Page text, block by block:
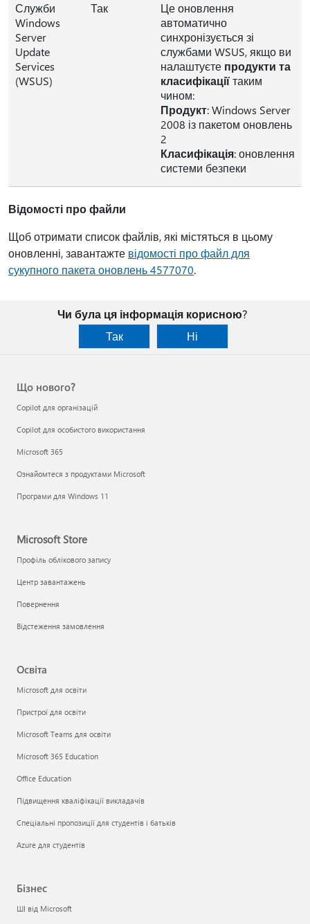
Служби
Windows
Server
Update
Services
(WSUS)
Так
Це оновлення
автоматично
синхронізується зі
службами WSUS, якщо ви
налаштуєте продукти та
класифікаціїтаким
чином:
Продукт: Windows Server
2008 із пакетом оновлень
2
Класифікація: оновлення
системи безпеки
Відомості про файли
Щоб отримати список файлів, які містяться в цьому
оновленні, завантажте відомості про файл для
сукупного пакета оновлень 4577070.
Чи була ця інформація корисною?
Так
Ні
Що нового?
Copilot для організацій
Copilot для особистого використання
Microsoft 365
Ознайомтеся з продуктами Microsoft
Програми для Windows 11
Microsoft Store
Профіль облікового запису
Центр завантажень
Повернення
Відстеження замовлення
Освіта
Microsoft для освіти
Пристрої для освіти
Microsoft Teams для освіти
Microsoft 365 Education
Office Education
Підвищення кваліфікації викладачів
Спеціальні пропозиції для студентів і батьків
Azure для студентів
Бізнес
ШІ від Microsoft